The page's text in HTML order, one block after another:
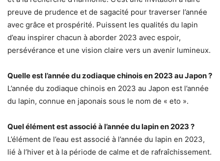
preuve de prudence et de sagacité pour traverser l’année
avec grâce et prospérité. Puissent les qualités du lapin
d’eau inspirer chacun à aborder 2023 avec espoir,
persévérance et une vision claire vers un avenir lumineux.
Quelle est l’année du zodiaque chinois en 2023 au Japon ?
L’année du zodiaque chinois en 2023 au Japon est l’année
du lapin, connue en japonais sous le nom de « eto ».
Quel élément est associé à l’année du lapin en 2023 ?
L’élément de l’eau est associé à l’année du lapin en 2023,
lié à l’hiver et à la période de calme et de rafraîchissement.